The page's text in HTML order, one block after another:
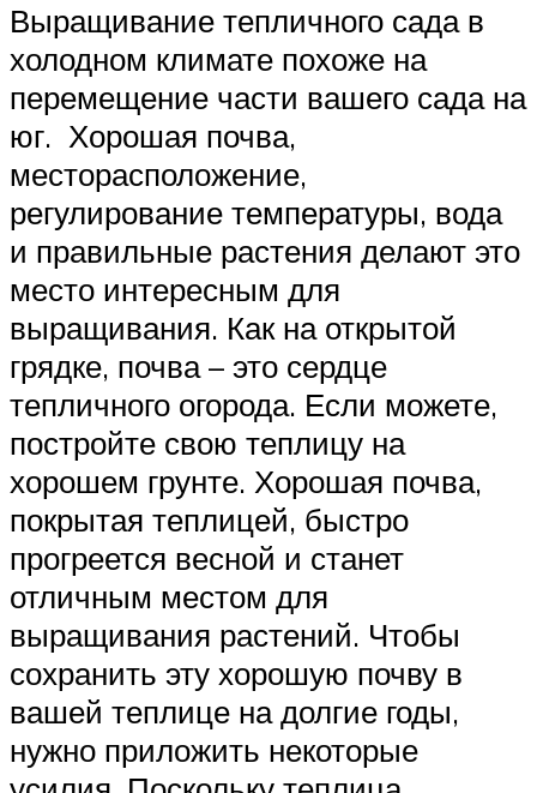
Выращивание тепличного сада в
холодном климате похоже на
перемещение части вашего сада на
юг. Хорошая почва,
месторасположение,
регулирование температуры, вода
и правильные растения делают это
место интересным для
выращивания. Как на открытой
грядке, почва – это сердце
тепличного огорода. Если можете,
постройте свою теплицу на
хорошем грунте. Хорошая почва,
покрытая теплицей, быстро
прогреется весной и станет
отличным местом для
выращивания растений. Чтобы
сохранить эту хорошую почву в
вашей теплице на долгие годы,
нужно приложить некоторые